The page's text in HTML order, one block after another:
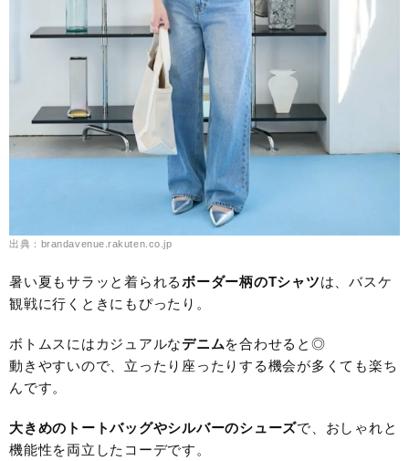
出典：brandavenue.rakuten.co.jp
暑い夏もサラッと着られるボーダー柄のTシャツは、バスケ
観戦に行くときにもぴったり。
ボトムスにはカジュアルなデニムを合わせると◎
動きやすいので、立ったり座ったりする機会が多くても楽ち
んです。
大きめのトートバッグやシルバーのシューズで、おしゃれと
機能性を両立したコーデです。